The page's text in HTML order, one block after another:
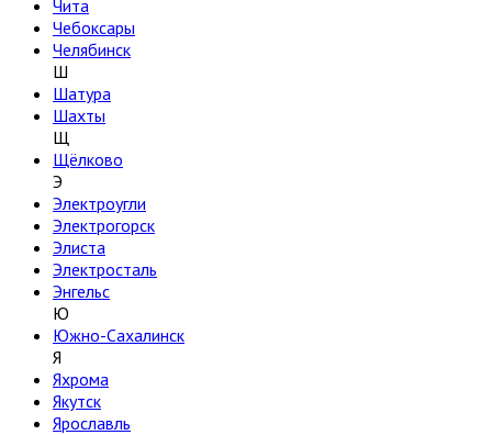
Чита
Чебоксары
Челябинск
Ш
Шатура
Шахты
Щ
Щёлково
Э
Электроугли
Электрогорск
Элиста
Электросталь
Энгельс
Ю
Южно-Сахалинск
Я
Яхрома
Якутск
Ярославль